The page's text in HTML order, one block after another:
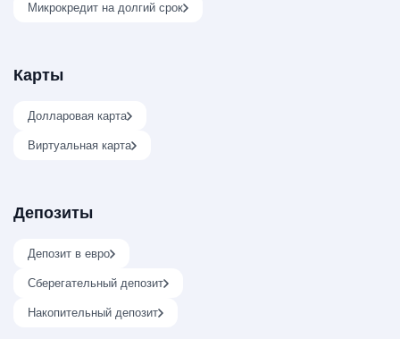
Микрокредит на долгий срок
Карты
Долларовая карта
Виртуальная карта
Депозиты
Депозит в евро
Сберегательный депозит
Накопительный депозит